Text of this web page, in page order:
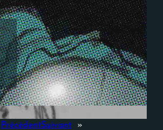
PrécédentSuivant »